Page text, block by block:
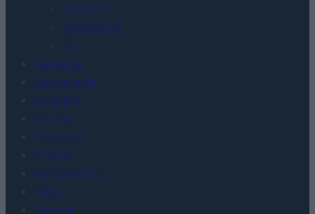
TABLETY
WEARABLE
TV
Recenzje
Porównania
Co kupić
Porady
Promocje
FinTech
Hardware PC
Moto
Gaming